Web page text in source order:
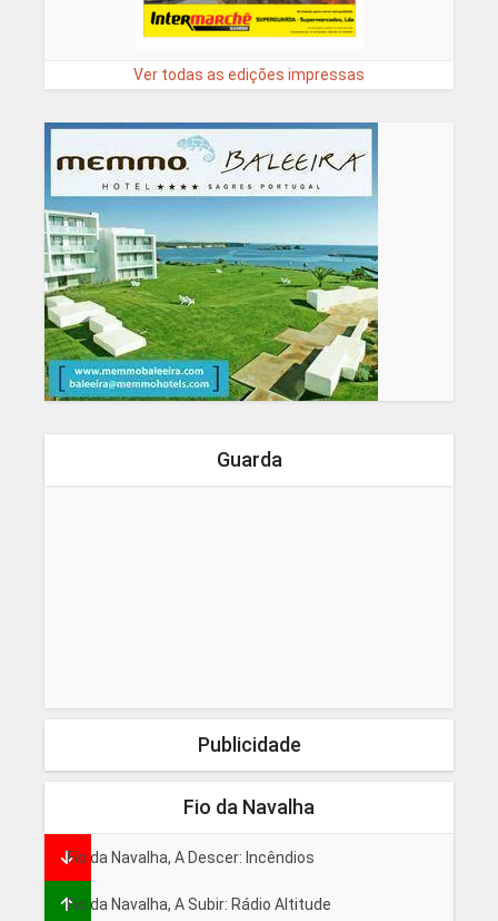
Ver todas as edições impressas
Guarda
Publicidade
Fio da Navalha
Fio da Navalha, A Descer: Incêndios
Fio da Navalha, A Subir: Rádio Altitude